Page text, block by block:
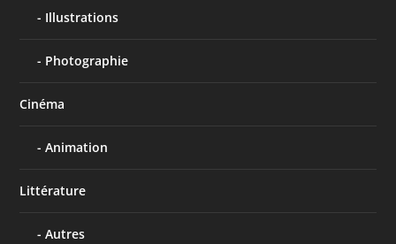
Illustrations
Photographie
Cinéma
Animation
Littérature
Autres